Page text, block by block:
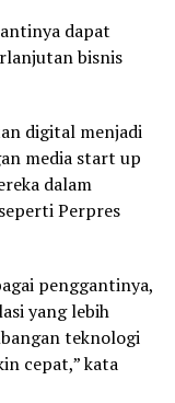
dapat
bisnis
digital menjadi
media start up
dalam
Perpres
penggantinya,
yang lebih
teknologi
cepat,” kata